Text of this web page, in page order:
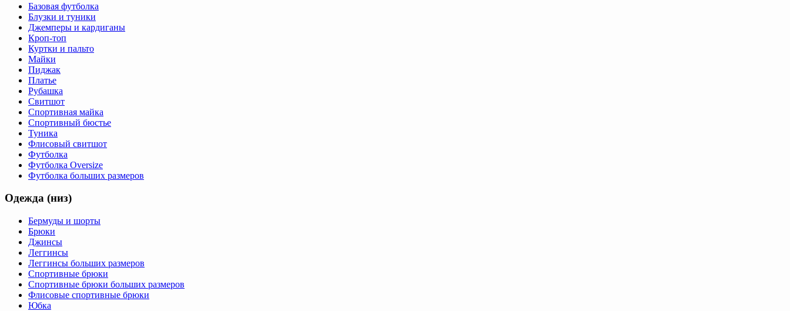
Базовая футболка
Блузки и туники
Джемперы и кардиганы
Кроп-топ
Куртки и пальто
Майки
Пиджак
Платье
Рубашка
Свитшот
Спортивная майка
Спортивный бюстье
Туника
Флисовый свитшот
Футболка
Футболка Oversize
Футболка больших размеров
Одежда (низ)
Бермуды и шорты
Брюки
Джинсы
Леггинсы
Леггинсы больших размеров
Спортивные брюки
Спортивные брюки больших размеров
Флисовые спортивные брюки
Юбка